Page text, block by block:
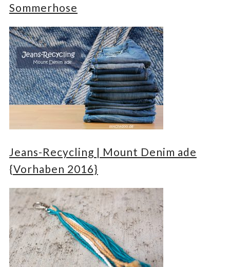
Sommerhose
Jeans-Recycling | Mount Denim ade
{Vorhaben 2016}